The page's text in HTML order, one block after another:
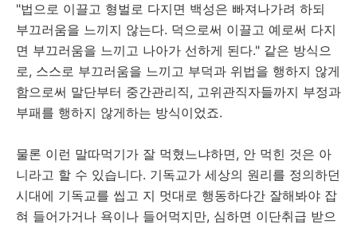
"법으로 이끌고 형벌로 다지면 백성은 빠져나가려 하되
부끄러움을 느끼지 않는다. 덕으로써 이끌고 예로써 다지
면 부끄러움을 느끼고 나아가 선하게 된다." 같은 방식으
로, 스스로 부끄러움을 느끼고 부덕과 위법을 행하지 않게
함으로써 말단부터 중간관리직, 고위관직자들까지 부정과
부패를 행하지 않게하는 방식이었죠.
물론 이런 말따먹기가 잘 먹혔느냐하면, 안 먹힌 것은 아
니라고 할 수 있습니다. 기독교가 세상의 원리를 정의하던
시대에 기독교를 씹고 지 멋대로 행동하다간 잘해봐야 잡
혀 들어가거나 욕이나 들어먹지만, 심하면 이단취급 받으